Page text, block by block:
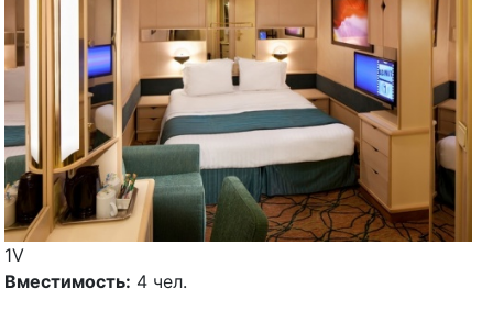
1V
Вместимость: 4 чел.